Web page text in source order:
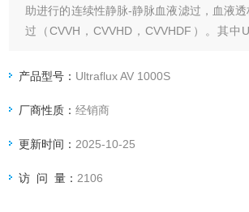
助进行的连续性静脉-静脉血液滤过，血液
过（CVVH，CVVHD，CVVHDF）。其中
Ultraflux AV 600S也适用于非机器辅助的连
产品型号： Ultraflux AV 1000S
厂商性质：经销商
更新时间： 2025-10-25
访 问 量： 2106